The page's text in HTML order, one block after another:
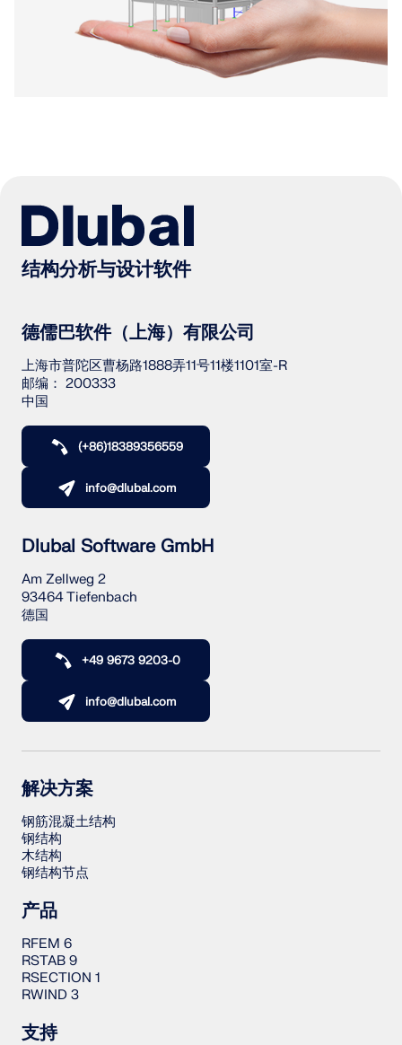
结构分析与设计软件
德儒巴软件（上海）有限公司
上海市普陀区曹杨路1888弄11号11楼1101室-R
邮编： 200333
中国
(+86)18389356559
info@dlubal.com
Dlubal Software GmbH
Am Zellweg 2
93464 Tiefenbach
德国
+49 9673 9203-0
info@dlubal.com
解决方案
钢筋混凝土结构
钢结构
木结构
钢结构节点
产品
RFEM 6
RSTAB 9
RSECTION 1
RWIND 3
支持